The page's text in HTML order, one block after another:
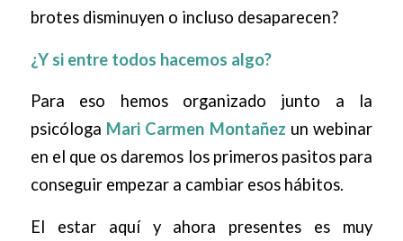
brotes disminuyen o incluso desaparecen?
¿Y si entre todos hacemos algo?
Para eso hemos organizado junto a la
psicóloga Mari Carmen Montañez un webinar
en el que os daremos los primeros pasitos para
conseguir empezar a cambiar esos hábitos.
El estar aquí y ahora presentes es muy